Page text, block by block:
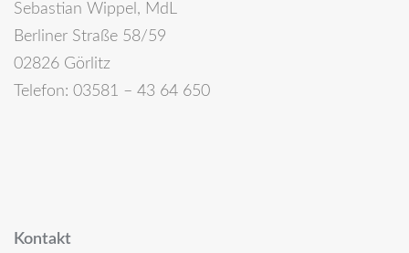
Sebastian Wippel, MdL
Berliner Straße 58/59
02826 Görlitz
Telefon: 03581 – 43 64 650
Kontakt